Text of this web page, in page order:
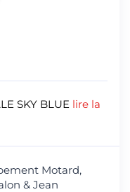
SKY BLUE lire la
Motard,
& Jean